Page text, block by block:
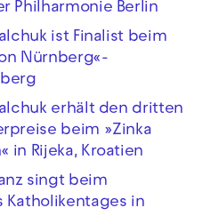
Philharmonie Berlin
ist Finalist beim
Nürnberg«-
erhält den dritten
beim »Zinka
in Rijeka, Kroatien
singt beim
Katholikentages in